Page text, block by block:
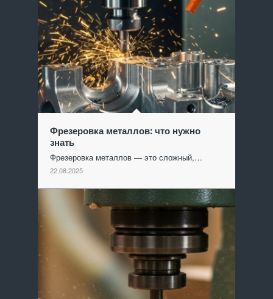
Фрезеровка металлов: что нужно
знать
Фрезеровка металлов — это сложный,…
22.08.2025